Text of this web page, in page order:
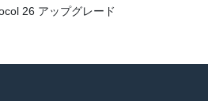
26 アップグレード